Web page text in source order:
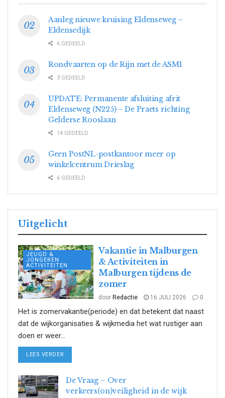
Aanleg nieuwe kruising Eldenseweg –
Eldensedijk
6 GEDEELD
Rondvaarten op de Rijn met de ASM1
3 GEDEELD
UPDATE: Permanente afsluiting afrit
Eldenseweg (N225) – De Praets richting
Gelderse Rooslaan
14 GEDEELD
Geen PostNL-postkantoor meer op
winkelcentrum Drieslag
6 GEDEELD
Uitgelicht
JEUGD &
JONGEREN
ACTIVITEITEN
Vakantie in Malburgen
& Activiteiten in
Malburgen tijdens de
zomer
door Redactie 16 JULI 2026 0
Het is zomervakantie(periode) en dat betekent dat naast
dat de wijkorganisaties & wijkmedia het wat rustiger aan
doen er weer...
LEES VERDER
De Vraag – Over
verkeers(on)veiligheid in de wijk